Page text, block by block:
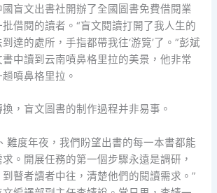
盲文出書社開辦了全國圖書免費借閱業
借閱的讀者。“盲文閱讀打開了我人生的
達的處所，手指都帶我往‘游覽’了。”彭斌
中讀到云南噴鼻格里拉的美景，他非常
噴鼻格里拉。
，盲文圖書的制作過程并非易事。
難度年夜，我們盼望出書的每一本書都能
。開展任務的第一個步驟永遠是調研，
瞽者讀者中往，清楚他們的閱讀需求。”